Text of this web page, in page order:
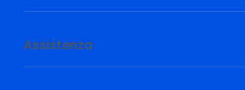
Assistenza